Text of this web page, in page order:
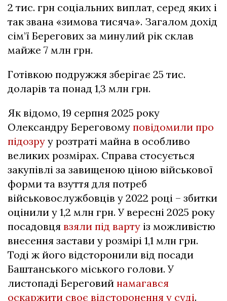
2 тис. грн соціальних виплат, серед яких і
так звана «зимова тисяча». Загалом дохід
сім’ї Берегових за минулий рік склав
майже 7 млн грн.
Готівкою подружжя зберігає 25 тис.
доларів та понад 1,3 млн грн.
Як відомо, 19 серпня 2025 року
Олександру Береговому повідомили про
підозру у розтраті майна в особливо
великих розмірах. Справа стосується
закупівлі за завищеною ціною військової
форми та взуття для потреб
військовослужбовців у 2022 році – збитки
оцінили у 1,2 млн грн. У вересні 2025 року
посадовця взяли під варту із можливістю
внесення застави у розмірі 1,1 млн грн.
Тоді ж його відсторонили від посади
Баштанського міського голови. У
листопаді Береговий намагався
оскаржити своє відсторонення у суді.